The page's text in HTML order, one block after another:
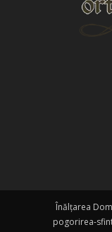
Înălțarea
pogorirea-